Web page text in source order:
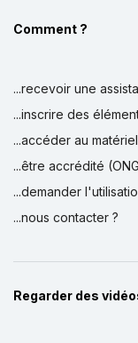
Comment ?
...recevoir une
...inscrire des
...accéder au
...être accrédité
...demander
...nous contacter ?
Regarder des